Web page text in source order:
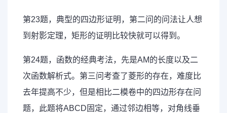
第23题，典型的四边形证明，第二问的问法让人想
到射影定理，矩形的证明比较快就可以得到。
第24题，函数的经典考法，先是AM的长度以及二
次函数解析式。第三问考查了菱形的存在，难度比
去年提高不少，但是相比二模卷中的四边形存在问
题，此题将ABCD固定，通过邻边相等，对角线垂